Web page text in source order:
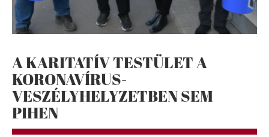
A KARITATÍV TESTÜLET A
KORONAVÍRUS-
VESZÉLYHELYZETBEN SEM
PIHEN